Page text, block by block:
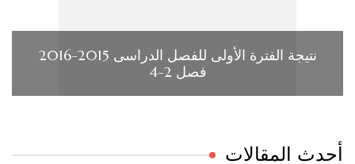
نتيجة الفترة الأولى للفصل الدراسى 2015-2016
فصل 2-4
المقالات